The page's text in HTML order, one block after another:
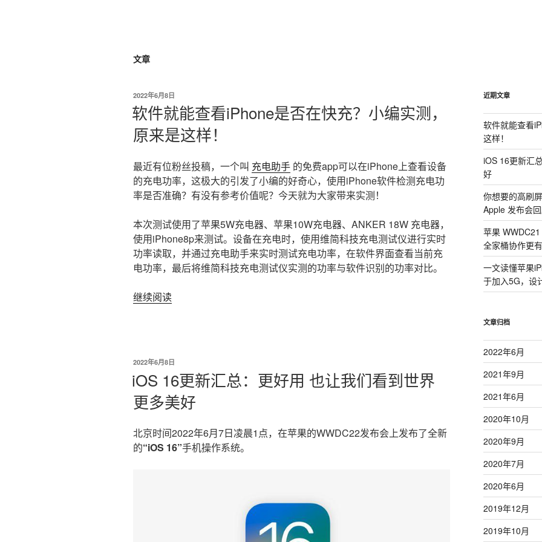
文章
发
布
于
2022年6月8日
软件就能查看iPhone是否在快充？小编实测，
原来是这样！
最近有位粉丝投稿，一个叫 充电助手 的免费app可以在iPhone上查看设备
的充电功率，这极大的引发了小编的好奇心，使用iPhone软件检测充电功
率是否准确？有没有参考价值呢？今天就为大家带来实测！
本次测试使用了苹果5W充电器、苹果10W充电器、ANKER 18W 充电器，
使用iPhone8p来测试。设备在充电时，使用维简科技充电测试仪进行实时
功率读取，并通过充电助手来实时测试充电功率，在软件界面查看当前充
电功率，最后将维简科技充电测试仪实测的功率与软件识别的功率对比。
继续阅读
看
iPhone
是
否
在
快
充？
发
于
2022年6月8日
iOS 16更新汇总：更好用 也让我们看到世界
更多美好
北京时间2022年6月7日凌晨1点，在苹果的WWDC22发布会上发布了全新
的“iOS 16”手机操作系统。
近期文章
软件就能查看
这样！
iOS 16更新汇
好
你想要的高刷
Apple 发布会
苹果 WWDC21
全家桶协作更
一文读懂苹果
于加入5G，设
文章归档
2022年6月
2021年9月
2021年6月
2020年10月
2020年9月
2020年7月
2020年6月
2019年12月
2019年10月